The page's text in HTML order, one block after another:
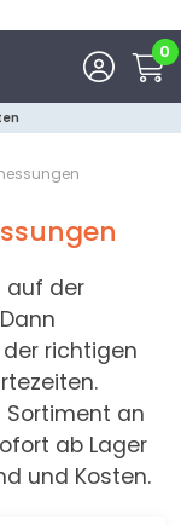
0
auf der
richtigen
Sortiment an
ab Lager
und Kosten.